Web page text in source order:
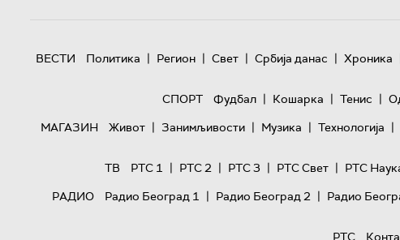
ВЕСТИ Политика | Регион | Свет | Србија данас | Хроника
СПОРТ
Фудбал | Кошарка | Тенис |
МАГАЗИН
Живот | Занимљивости | Музика | Технологијa |
ТВ
РТС 1 | РТС 2 | РТС 3 | РТС Свет | РТС
РАДИО
Радио Београд 1 | Радио Београд 2 | Радио
РТС